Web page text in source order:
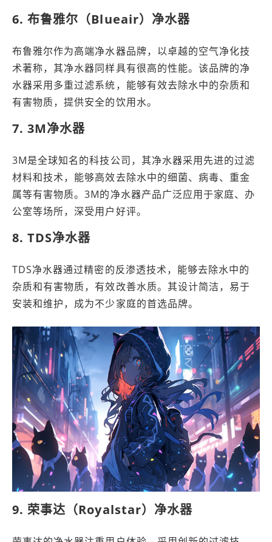
6. 布鲁雅尔（Blueair）净水器
布鲁雅尔作为高端净水器品牌，以卓越的空气净化技
术著称，其净水器同样具有很高的性能。该品牌的净
水器采用多重过滤系统，能够有效去除水中的杂质和
有害物质，提供安全的饮用水。
7. 3M净水器
3M是全球知名的科技公司，其净水器采用先进的过滤
材料和技术，能够高效去除水中的细菌、病毒、重金
属等有害物质。3M的净水器产品广泛应用于家庭、办
公室等场所，深受用户好评。
8. TDS净水器
TDS净水器通过精密的反渗透技术，能够去除水中的
杂质和有害物质，有效改善水质。其设计简洁，易于
安装和维护，成为不少家庭的首选品牌。
9. 荣事达（Royalstar）净水器